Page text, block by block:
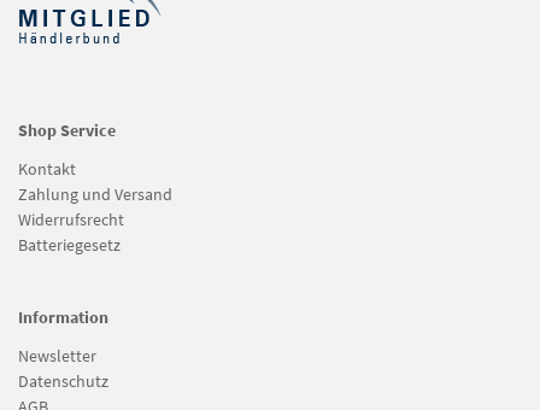
Shop Service
Kontakt
Zahlung und Versand
Widerrufsrecht
Batteriegesetz
Information
Newsletter
Datenschutz